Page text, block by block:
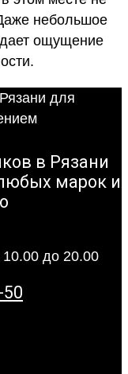
небольшое
ощущение
в Рязани
марок и
до 20.00